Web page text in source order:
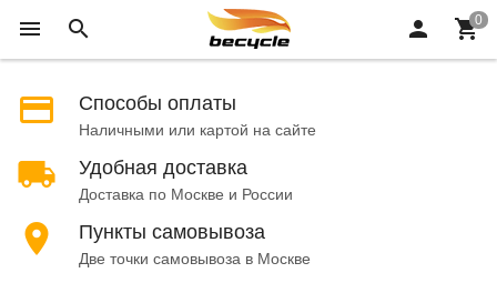
Способы оплаты
Наличными или картой на сайте
Удобная доставка
Доставка по Москве и России
Пункты самовывоза
Две точки самовывоза в Москве